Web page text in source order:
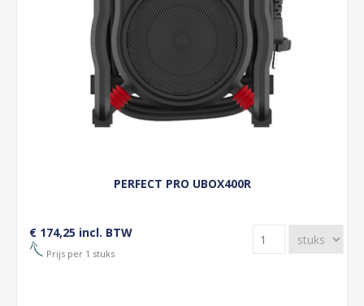
PERFECT PRO UBOX400R
€ 174,25 incl. BTW
Prijs per 1 stuks